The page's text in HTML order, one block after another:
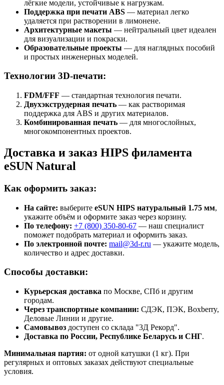
лёгкие модели, устойчивые к нагрузкам.
Поддержка при печати ABS — материал легко
удаляется при растворении в лимонене.
Архитектурные макеты — нейтральный цвет идеален
для визуализации и покраски.
Образовательные проекты — для наглядных пособий
и простых инженерных моделей.
Технологии 3D-печати:
FDM/FFF — стандартная технология печати.
Двухэкструдерная печать — как растворимая
поддержка для ABS и других материалов.
Комбинированная печать — для многослойных,
многокомпонентных проектов.
Доставка и заказ HIPS филамента
eSUN Natural
Как оформить заказ:
На сайте: выберите eSUN HIPS натуральный 1.75 мм,
укажите объём и оформите заказ через корзину.
По телефону: +7 (800) 350-80-67 — наш специалист
поможет подобрать материал и оформить заказ.
По электронной почте: mail@3d-r.ru — укажите модель,
количество и адрес доставки.
Способы доставки:
Курьерская доставка по Москве, СПб и другим
городам.
Через транспортные компании: СДЭК, ПЭК, Boxberry,
Деловые Линии и другие.
Самовывоз доступен со склада "3Д Рекорд".
Доставка по России, Республике Беларусь и СНГ.
Минимальная партия: от одной катушки (1 кг). При
регулярных и оптовых заказах действуют специальные
условия.